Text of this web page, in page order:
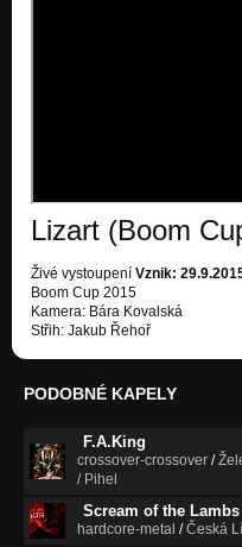
Lizart (Boom
Živé vystoupení Vznik:
Boom Cup 2015
Kamera: Bára Kovalská
Střih: Jakub Řehoř
PODOBNÉ KAPELY
F.A.King
crossover-crossover /
/ Pihel
Scream of the Lambs
hardcore-metal /Česká